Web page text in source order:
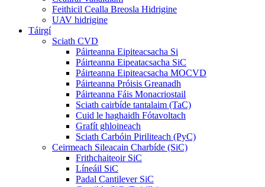
Feithicil Cealla Breosla Hidrigine
UAV hidrigine
Táirgí
Sciath CVD
Páirteanna Eipiteacsacha Si
Páirteanna Eipeatacsacha SiC
Páirteanna Eipiteacsacha MOCVD
Páirteanna Próisis Greanadh
Páirteanna Fáis Monacriostail
Sciath cairbíde tantalaim (TaC)
Cuid le haghaidh Fótavoltach
Grafít ghloineach
Sciath Carbóin Piriliteach (PyC)
Ceirmeach Sileacain Charbíde (SiC)
Frithchaiteoir SiC
Líneáil SiC
Padal Cantilever SiC